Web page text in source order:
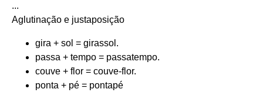
...
Aglutinação e justaposição
gira + sol = girassol.
passa + tempo = passatempo.
couve + flor = couve-flor.
ponta + pé = pontapé